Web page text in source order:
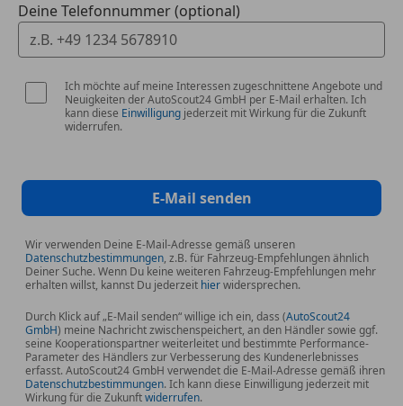
Deine Telefonnummer (optional)
Ich möchte auf meine Interessen zugeschnittene Angebote und
Neuigkeiten der AutoScout24 GmbH per E-Mail erhalten. Ich
kann diese Einwilligung jederzeit mit Wirkung für die Zukunft
widerrufen.
E-Mail senden
Wir verwenden Deine E-Mail-Adresse gemäß unseren
Datenschutzbestimmungen, z.B. für Fahrzeug-Empfehlungen ähnlich
Deiner Suche. Wenn Du keine weiteren Fahrzeug-Empfehlungen mehr
erhalten willst, kannst Du jederzeit hierwidersprechen.
Durch Klick auf „E-Mail senden“ willige ich ein, dass (AutoScout24
GmbH) meine Nachricht zwischenspeichert, an den Händler sowie ggf.
seine Kooperationspartner weiterleitet und bestimmte Performance-
Parameter des Händlers zur Verbesserung des Kundenerlebnisses
erfasst. AutoScout24 GmbH verwendet die E-Mail-Adresse gemäß ihren
Datenschutzbestimmungen. Ich kann diese Einwilligung jederzeit mit
Wirkung für die Zukunftwiderrufen.